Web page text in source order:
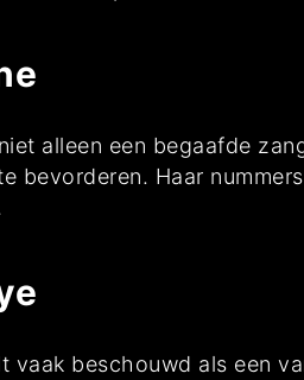
alleen een begaafde
bevorderen. Haar
vaak beschouwd als een